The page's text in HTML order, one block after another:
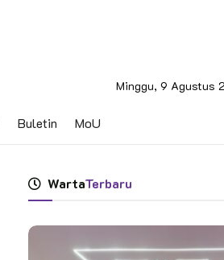
Minggu, 9 Agustus
Buletin MoU
WartaTerbaru